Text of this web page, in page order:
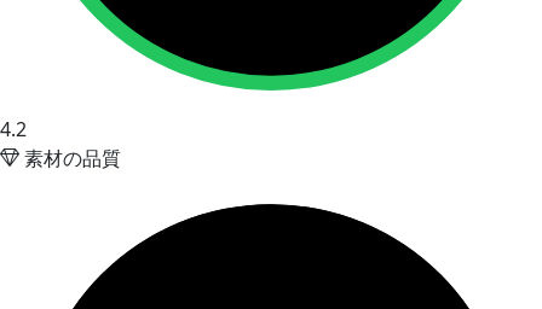
4.2
素材の品質